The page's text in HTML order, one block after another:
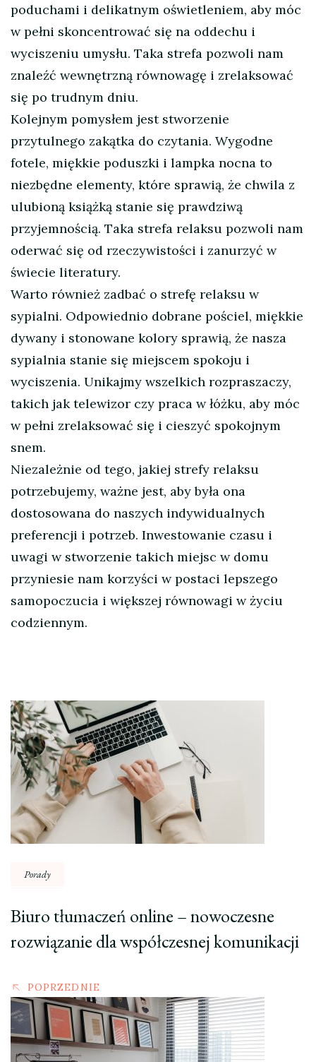
poduchami i delikatnym oświetleniem, aby móc
w pełni skoncentrować się na oddechu i
wyciszeniu umysłu. Taka strefa pozwoli nam
znaleźć wewnętrzną równowagę i zrelaksować
się po trudnym dniu.
Kolejnym pomysłem jest stworzenie
przytulnego zakątka do czytania. Wygodne
fotele, miękkie poduszki i lampka nocna to
niezbędne elementy, które sprawią, że chwila z
ulubioną książką stanie się prawdziwą
przyjemnością. Taka strefa relaksu pozwoli nam
oderwać się od rzeczywistości i zanurzyć w
świecie literatury.
Warto również zadbać o strefę relaksu w
sypialni. Odpowiednio dobrane pościel, miękkie
dywany i stonowane kolory sprawią, że nasza
sypialnia stanie się miejscem spokoju i
wyciszenia. Unikajmy wszelkich rozpraszaczy,
takich jak telewizor czy praca w łóżku, aby móc
w pełni zrelaksować się i cieszyć spokojnym
snem.
Niezależnie od tego, jakiej strefy relaksu
potrzebujemy, ważne jest, aby była ona
dostosowana do naszych indywidualnych
preferencji i potrzeb. Inwestowanie czasu i
uwagi w stworzenie takich miejsc w domu
przyniesie nam korzyści w postaci lepszego
samopoczucia i większej równowagi w życiu
codziennym.
Nawigacja
wpisu
Porady
Biuro tłumaczeń online – nowoczesne
rozwiązanie dla współczesnej komunikacji
POPRZEDNIE